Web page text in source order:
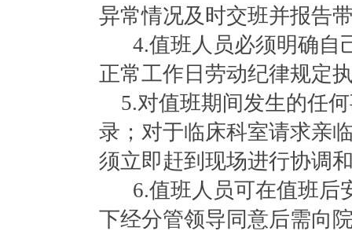
异常情况及时交班并报告
4.值班人员必须明确自
正常工作日劳动纪律规定
5.对值班期间发生的任
录；对于临床科室请求亲
须立即赶到现场进行协调
6.值班人员可在值班后
下经分管领导同意后需向